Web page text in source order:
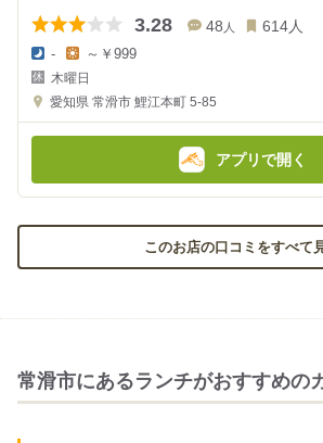
3.28 48 人 614人
夜
の
金
-
昼
の
金
額
～￥999
木曜日
愛知県 常滑市 鯉江本町 5-85
アプリで開く
このお店の口コミをすべて
常滑市にあるランチがおすすめの